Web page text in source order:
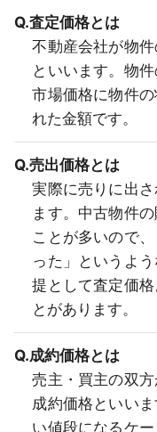
Q.査定価格とは
不動産会社が物
といいます。物
市場価格に物件
れた金額です。
Q.売出価格とは
実際に売りに出
ます。中古物件
ことが多いので
った」というよ
提として査定価
とがあります。
Q.成約価格とは
売主・買主の双
成約価格といい
い値段になるケ